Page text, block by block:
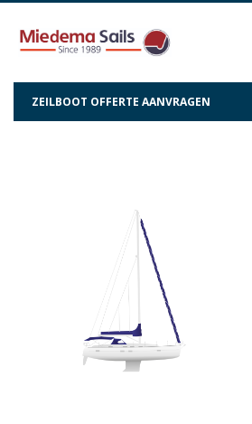
ZEILBOOT OFFERTE AANVRAGEN